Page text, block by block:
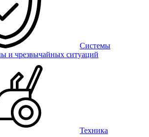
Системы
и чрезвычайных ситуаций
Техника